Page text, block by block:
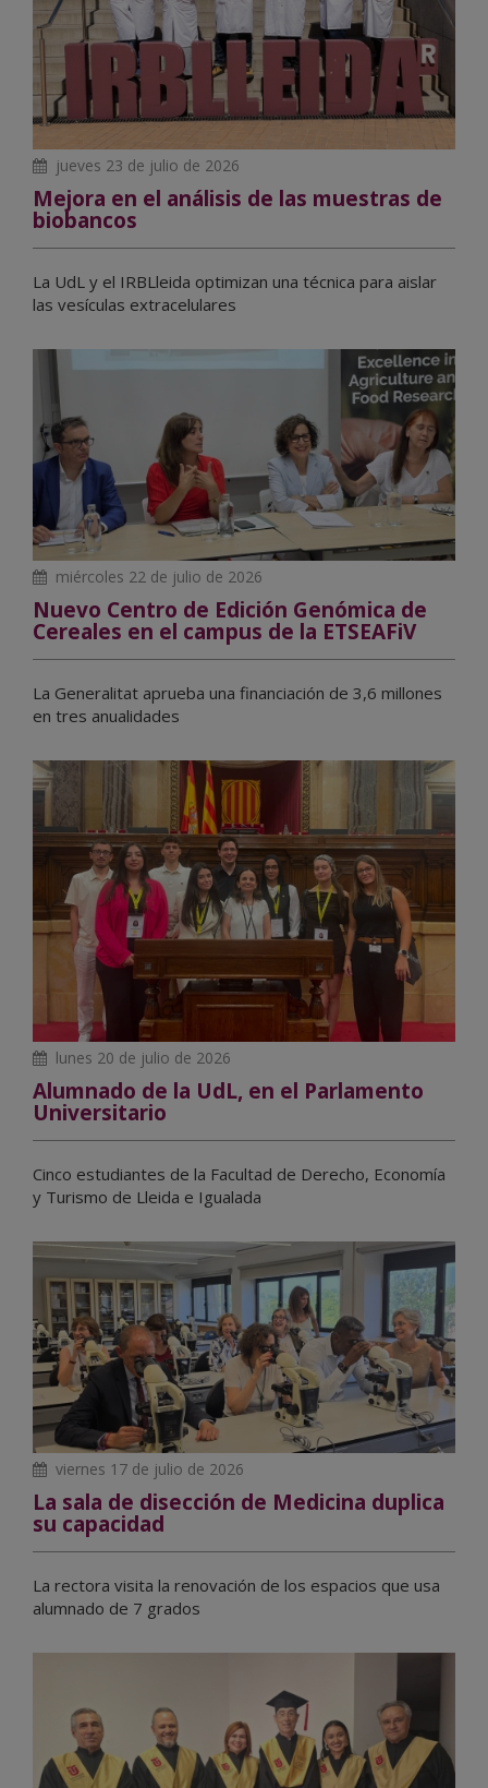
jueves 23 de julio de 2026
Mejora en el análisis de las muestras de
biobancos
La UdL y el IRBLleida optimizan una técnica para aislar
las vesículas extracelulares
miércoles 22 de julio de 2026
Nuevo Centro de Edición Genómica de
Cereales en el campus de la ETSEAFiV
La Generalitat aprueba una financiación de 3,6 millones
en tres anualidades
lunes 20 de julio de 2026
Alumnado de la UdL, en el Parlamento
Universitario
Cinco estudiantes de la Facultad de Derecho, Economía
y Turismo de Lleida e Igualada
viernes 17 de julio de 2026
La sala de disección de Medicina duplica
su capacidad
La rectora visita la renovación de los espacios que usa
alumnado de 7 grados